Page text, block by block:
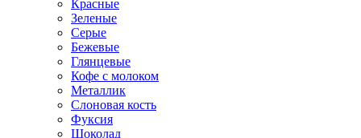
Красные
Зеленые
Серые
Бежевые
Глянцевые
Кофе с молоком
Металлик
Слоновая кость
Фуксия
Шоколад